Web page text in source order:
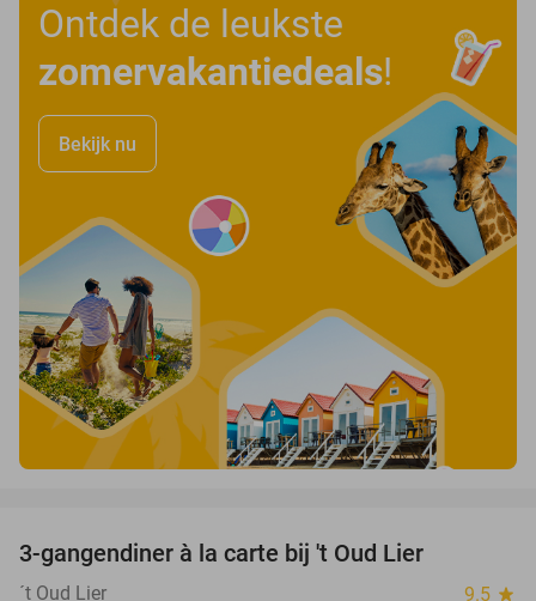
Ontdek de leukste
zomervakantiedeals!
Bekijk nu
3-gangendiner à la carte bij 't Oud Lier
´t Oud Lier 9.5 star